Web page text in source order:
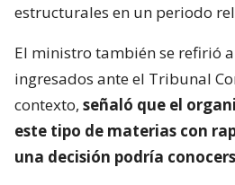
estructurales en un periodo
El ministro también se refirió
ingresados ante el Tribunal
contexto, señaló que el
este tipo de materias con
una decisión podría